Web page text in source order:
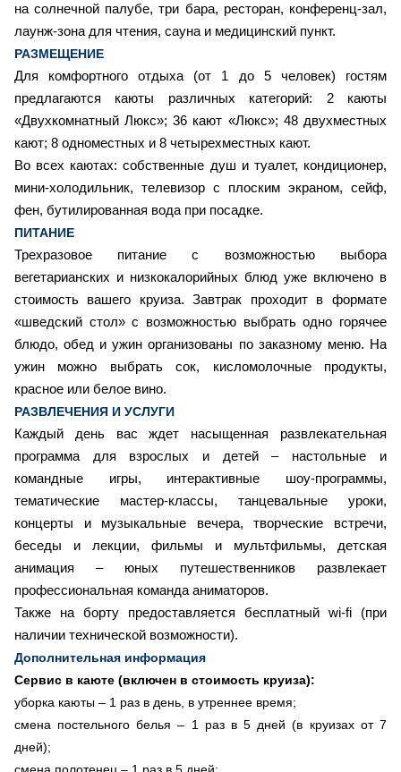
на солнечной палубе, три бара, ресторан, конференц-зал,
лаунж-зона для чтения, сауна и медицинский пункт.
РАЗМЕЩЕНИЕ
Для комфортного отдыха (от 1 до 5 человек) гостям
предлагаются каюты различных категорий: 2 каюты
«Двухкомнатный Люкс»; 36 кают «Люкс»; 48 двухместных
кают; 8 одноместных и 8 четырехместных кают.
Во всех каютах: собственные душ и туалет, кондиционер,
мини-холодильник, телевизор с плоским экраном, сейф,
фен, бутилированная вода при посадке.
ПИТАНИЕ
Трехразовое питание с возможностью выбора
вегетарианских и низкокалорийных блюд уже включено в
стоимость вашего круиза. Завтрак проходит в формате
«шведский стол» с возможностью выбрать одно горячее
блюдо, обед и ужин организованы по заказному меню. На
ужин можно выбрать сок, кисломолочные продукты,
красное или белое вино.
РАЗВЛЕЧЕНИЯ И УСЛУГИ
Каждый день вас ждет насыщенная развлекательная
программа для взрослых и детей – настольные и
командные игры, интерактивные шоу-программы,
тематические мастер-классы, танцевальные уроки,
концерты и музыкальные вечера, творческие встречи,
беседы и лекции, фильмы и мультфильмы, детская
анимация – юных путешественников развлекает
профессиональная команда аниматоров.
Также на борту предоставляется бесплатный wi-fi (при
наличии технической возможности).
Дополнительная информация
Сервис в каюте (включен в стоимость круиза):
уборка каюты – 1 раз в день, в утреннее время;
смена постельного белья – 1 раз в 5 дней (в круизах от 7
дней);
смена полотенец – 1 раз в 5 дней;